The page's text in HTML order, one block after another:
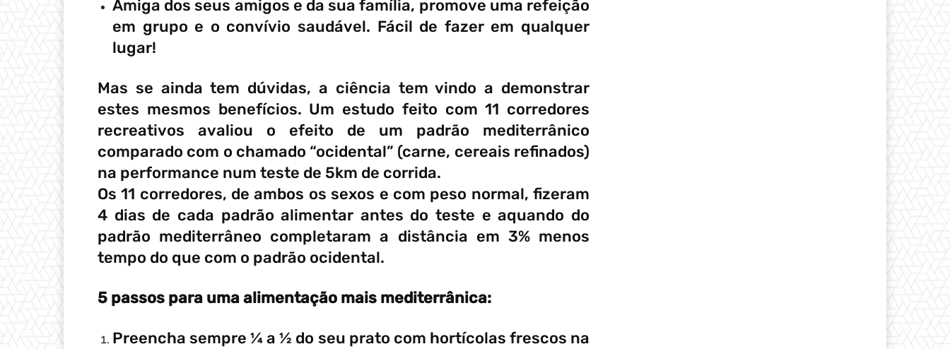
Amiga dos seus amigos e da sua família, promove uma refeição
em grupo e o convívio saudável. Fácil de fazer em qualquer
lugar!
Mas se ainda tem dúvidas, a ciência tem vindo a demonstrar
estes mesmos benefícios. Um estudo feito com 11 corredores
recreativos avaliou o efeito de um padrão mediterrânico
comparado com o chamado “ocidental” (carne, cereais refinados)
na performance num teste de 5km de corrida.
Os 11 corredores, de ambos os sexos e com peso normal, fizeram
4 dias de cada padrão alimentar antes do teste e aquando do
padrão mediterrâneo completaram a distância em 3% menos
tempo do que com o padrão ocidental.
5 passos para uma alimentação mais mediterrânica:
Preencha sempre ¼ a ½ do seu prato com hortícolas frescos na